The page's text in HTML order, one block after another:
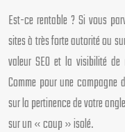
Est-ce rentable ? Si vous
sites à très forte autorité ou
valeur SEO et la visibilité
Comme pour une campagne
sur la pertinence de votre
sur un « coup » isolé.